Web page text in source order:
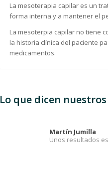
La mesoterapia capilar es un
forma interna y a mantener el
La mesoterpia capilar no tiene
la historia clínica del paciente
medicamentos.
Lo que dicen
Martín Jumilla
Unos resultados